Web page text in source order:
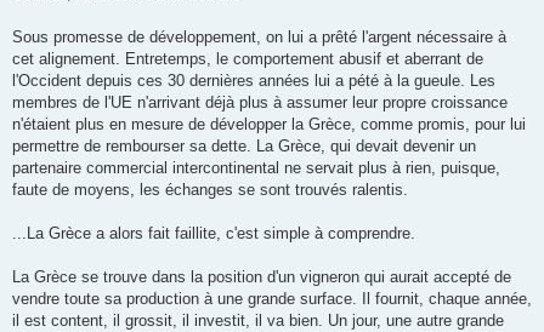
Sous promesse de développement, on lui a prêté l'argent nécessaire à
cet alignement. Entretemps, le comportement abusif et aberrant de
l'Occident depuis ces 30 dernières années lui a pété à la gueule. Les
membres de l'UE n'arrivant déjà plus à assumer leur propre croissance
n'étaient plus en mesure de développer la Grèce, comme promis, pour lui
permettre de rembourser sa dette. La Grèce, qui devait devenir un
partenaire commercial intercontinental ne servait plus à rien, puisque,
faute de moyens, les échanges se sont trouvés ralentis.
...La Grèce a alors fait faillite, c'est simple à comprendre.
La Grèce se trouve dans la position d'un vigneron qui aurait accepté de
vendre toute sa production à une grande surface. Il fournit, chaque année,
il est content, il grossit, il investit, il va bien. Un jour, une autre grande